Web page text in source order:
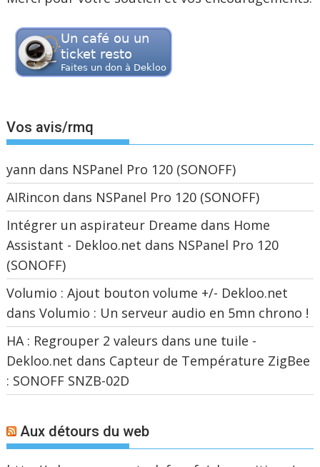
Vos avis/rmq
yann dans NSPanel Pro 120 (SONOFF)
AIRincon dans NSPanel Pro 120 (SONOFF)
Intégrer un aspirateur Dreame dans Home
Assistant - Dekloo.net dans NSPanel Pro 120
(SONOFF)
Volumio : Ajout bouton volume +/- Dekloo.net
dansVolumio : Un serveur audio en 5mn chrono !
HA : Regrouper 2 valeurs dans une tuile -
Dekloo.net dans Capteur de Température ZigBee
: SONOFF SNZB-02D
Aux détours du web